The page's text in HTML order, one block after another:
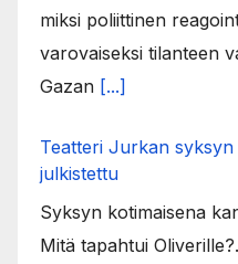
miksi poliittinen
varovaiseksi tilanteen
Gazan [...]
Teatteri Jurkan
julkistettu
Syksyn kotimaisena
Mitä tapahtui